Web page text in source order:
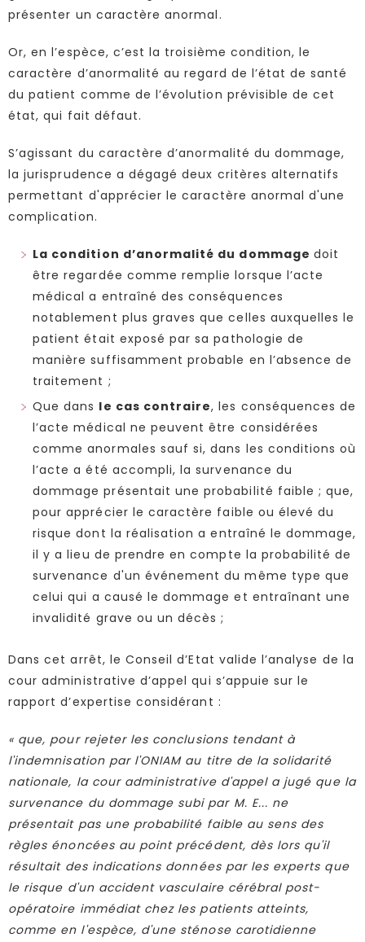
présenter un caractère anormal.
Or, en l’espèce, c’est la troisième condition, le
caractère d’anormalité au regard de l’état de santé
du patient comme de l’évolution prévisible de cet
état, qui fait défaut.
S’agissant du caractère d’anormalité du dommage,
la jurisprudence a dégagé deux critères alternatifs
permettant d'apprécier le caractère anormal d'une
complication.
La condition d’anormalité du dommage doit
être regardée comme remplie lorsque l’acte
médical a entraîné des conséquences
notablement plus graves que celles auxquelles le
patient était exposé par sa pathologie de
manière suffisamment probable en l’absence de
traitement ;
Que dans le cas contraire, les conséquences de
l’acte médical ne peuvent être considérées
comme anormales sauf si, dans les conditions où
l’acte a été accompli, la survenance du
dommage présentait une probabilité faible ; que,
pour apprécier le caractère faible ou élevé du
risque dont la réalisation a entraîné le dommage,
il y a lieu de prendre en compte la probabilité de
survenance d'un événement du même type que
celui qui a causé le dommage et entraînant une
invalidité grave ou un décès ;
Dans cet arrêt, le Conseil d’Etat valide l’analyse de la
cour administrative d’appel qui s’appuie sur le
rapport d’expertise considérant :
« que, pour rejeter les conclusions tendant à
l'indemnisation par l'ONIAM au titre de la solidarité
nationale, la cour administrative d'appel a jugé que la
survenance du dommage subi par M. E... ne
présentait pas une probabilité faible au sens des
règles énoncées au point précédent, dès lors qu'il
résultait des indications données par les experts que
le risque d'un accident vasculaire cérébral post-
opératoire immédiat chez les patients atteints,
comme en l'espèce, d'une sténose carotidienne